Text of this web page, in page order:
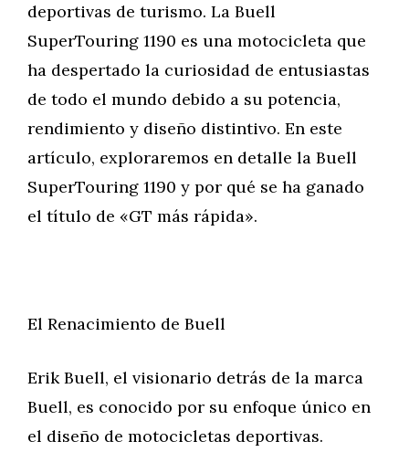
deportivas de turismo. La Buell
SuperTouring 1190 es una motocicleta que
ha despertado la curiosidad de entusiastas
de todo el mundo debido a su potencia,
rendimiento y diseño distintivo. En este
artículo, exploraremos en detalle la Buell
SuperTouring 1190 y por qué se ha ganado
el título de «GT más rápida».
El Renacimiento de Buell
Erik Buell, el visionario detrás de la marca
Buell, es conocido por su enfoque único en
el diseño de motocicletas deportivas.